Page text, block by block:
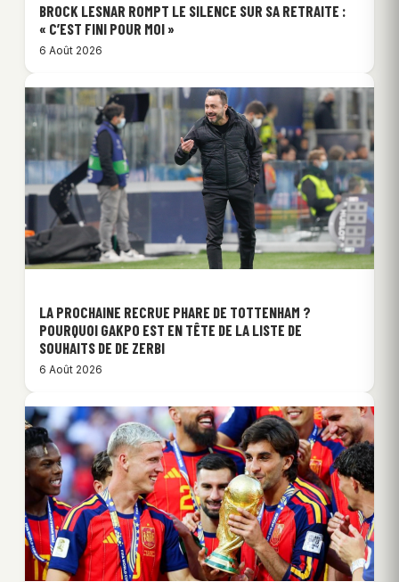
BROCK LESNAR ROMPT LE SILENCE SUR SA RETRAITE :
« C’EST FINI POUR MOI »
6 Août 2026
LA PROCHAINE RECRUE PHARE DE TOTTENHAM ?
POURQUOI GAKPO EST EN TÊTE DE LA LISTE DE
SOUHAITS DE DE ZERBI
6 Août 2026